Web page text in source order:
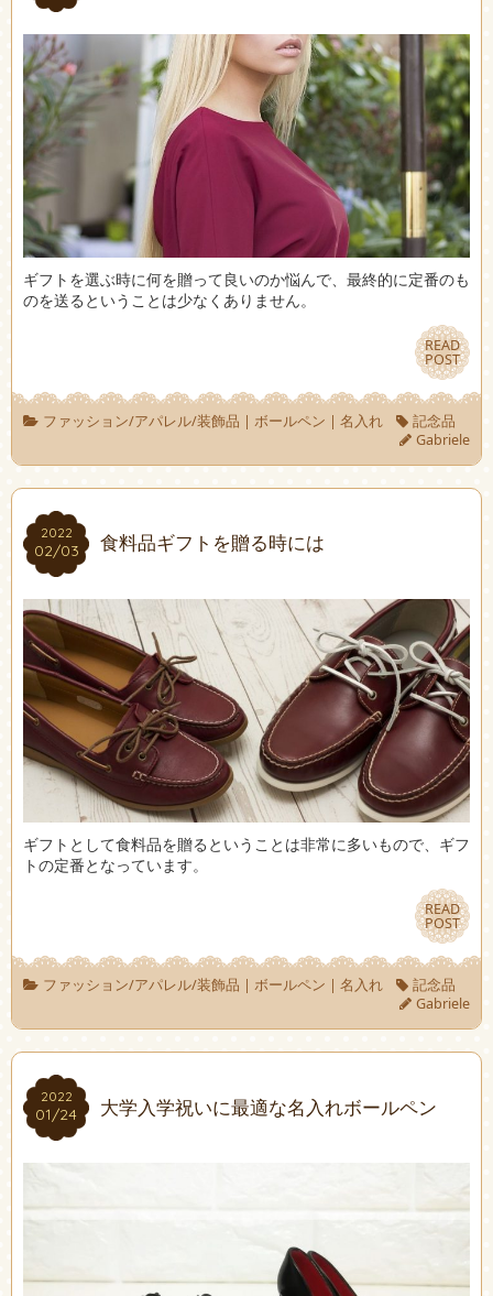
ギフトを選ぶ時に何を贈って良いのか悩んで、最終的に定番のも
のを送るということは少なくありません。
READ
POST
READ
POST
ファッション/アパレル/装飾品 | ボールペン | 名入れ
記念品
Gabriele
2022
02/03
2022
02/03 食料品ギフトを贈る時には
ギフトとして食料品を贈るということは非常に多いもので、ギフ
トの定番となっています。
READ
POST
READ
POST
ファッション/アパレル/装飾品 | ボールペン | 名入れ
記念品
Gabriele
2022
01/24
2022
01/24 大学入学祝いに最適な名入れボールペン